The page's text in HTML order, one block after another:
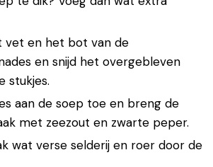
vet en het bot van de
en snijd het overgebleven
stukjes.
aan de soep toe en breng de
met zeezout en zwarte peper.
wat verse selderij en roer door de